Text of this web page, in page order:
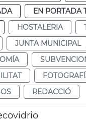
EN PORTADA
HOSTALERIA
JUNTA MUNICIPAL
REDACCIÓ